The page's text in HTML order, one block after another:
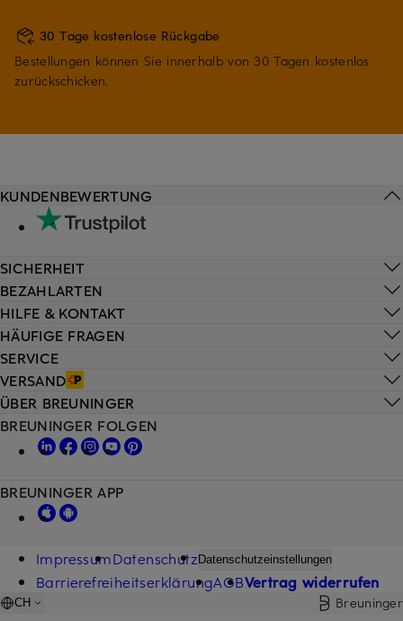
30 Tage kostenlose Rückgabe
Bestellungen können Sie innerhalb von 30 Tagen kostenlos
zurückschicken.
HILFE & KONTAKT
HÄUFIGE FRAGEN
SERVICE
VERSAND
KUNDENBEWERTUNG
SICHERHEIT
BEZAHLARTEN
ÜBER BREUNINGER
BREUNINGER FOLGEN
BREUNINGER APP
ImpressumDatenschutz Datenschutzeinstellungen
BarrierefreiheitserklärungAGBVertrag widerrufen
CH Breuninger